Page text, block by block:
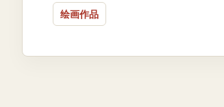
绘画作品